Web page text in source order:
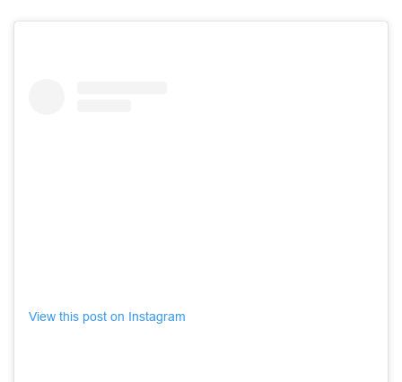
View this post on Instagram